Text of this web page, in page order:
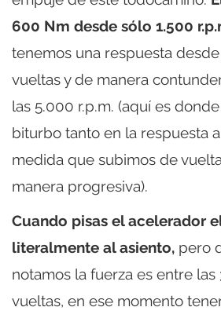
600 Nm desde sólo 1.500
tenemos una respuesta
vueltas y de manera
las 5.000 r.p.m. (aquí es
biturbo tanto en la respuesta
medida que subimos de
manera progresiva).
Cuando pisas el acelerador
literalmente al asiento, pero
notamos la fuerza es entre
vueltas, en ese momento